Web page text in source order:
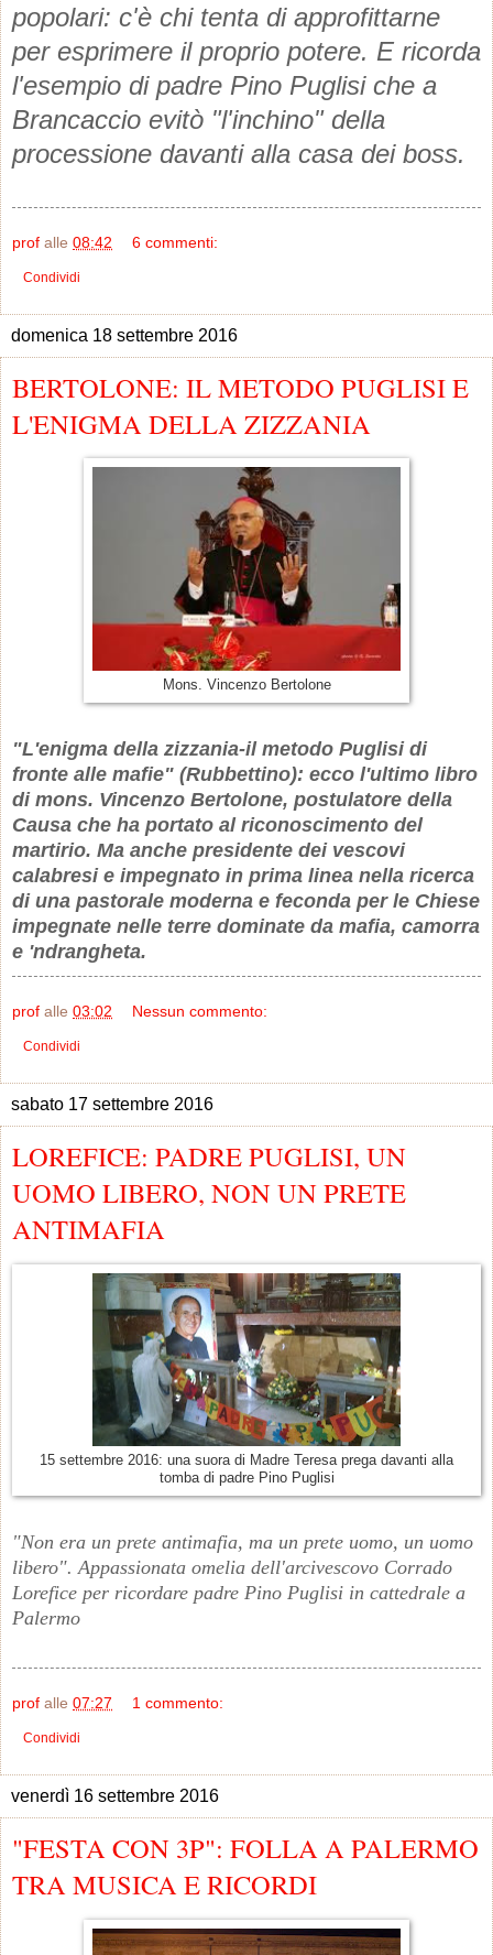
popolari: c'è chi tenta di approfittarne
per esprimere il proprio potere. E ricorda
l'esempio di padre Pino Puglisi che a
Brancaccio evitò "l'inchino" della
processione davanti alla casa dei boss.
prof alle 08:42 6 commenti:
Condividi
domenica 18 settembre 2016
BERTOLONE: IL METODO PUGLISI E
L'ENIGMA DELLA ZIZZANIA
Mons. Vincenzo Bertolone
"L'enigma della zizzania-il metodo Puglisi di
fronte alle mafie" (Rubbettino): ecco l'ultimo libro
di mons. Vincenzo Bertolone, postulatore della
Causa che ha portato al riconoscimento del
martirio. Ma anche presidente dei vescovi
calabresi e impegnato in prima linea nella ricerca
di una pastorale moderna e feconda per le Chiese
impegnate nelle terre dominate da mafia, camorra
e 'ndrangheta.
prof alle 03:02 Nessun commento:
Condividi
sabato 17 settembre 2016
LOREFICE: PADRE PUGLISI, UN
UOMO LIBERO, NON UN PRETE
ANTIMAFIA
15 settembre 2016: una suora di Madre Teresa prega davanti alla
tomba di padre Pino Puglisi
"Non era un prete antimafia, ma un prete uomo, un uomo
libero". Appassionata omelia dell'arcivescovo Corrado
Lorefice per ricordare padre Pino Puglisi in cattedrale a
Palermo
prof alle 07:27 1 commento:
Condividi
venerdì 16 settembre 2016
"FESTA CON 3P": FOLLA A PALERMO
TRA MUSICA E RICORDI